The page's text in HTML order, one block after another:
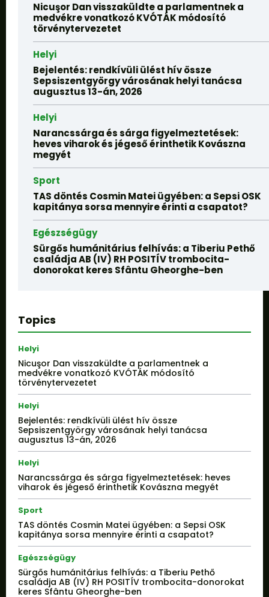
Nicuşor Dan visszaküldte a parlamentnek a
medvékre vonatkozó KVÓTÁK módosító
törvénytervezetet
Helyi
Bejelentés: rendkívüli ülést hív össze
Sepsiszentgyörgy városának helyi tanácsa
augusztus 13-án, 2026
Helyi
Narancssárga és sárga figyelmeztetések:
heves viharok és jégeső érinthetik Kovászna
megyét
Sport
TAS döntés Cosmin Matei ügyében: a Sepsi OSK
kapitánya sorsa mennyire érinti a csapatot?
Egészségügy
Sürgős humánitárius felhívás: a Tiberiu Pethő
családja AB (IV) RH POSITÍV trombocita-
donorokat keres Sfântu Gheorghe-ben
Topics
Helyi
Nicuşor Dan visszaküldte a parlamentnek a
medvékre vonatkozó KVÓTÁK módosító
törvénytervezetet
Helyi
Bejelentés: rendkívüli ülést hív össze
Sepsiszentgyörgy városának helyi tanácsa
augusztus 13-án, 2026
Helyi
Narancssárga és sárga figyelmeztetések: heves
viharok és jégeső érinthetik Kovászna megyét
Sport
TAS döntés Cosmin Matei ügyében: a Sepsi OSK
kapitánya sorsa mennyire érinti a csapatot?
Egészségügy
Sürgős humánitárius felhívás: a Tiberiu Pethő
családja AB (IV) RH POSITÍV trombocita-donorokat
keres Sfântu Gheorghe-ben